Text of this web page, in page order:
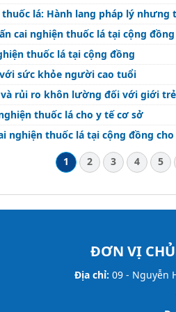
thuốc lá: Hành lang pháp lý
cai nghiện thuốc lá tại cộng đồng
thuốc lá tại cộng đồng
sức khỏe người cao tuổi
rủi ro khôn lường đối với giới trẻ
thuốc lá cho y tế cơ sở
nghiện thuốc lá tại cộng đồng
1
2 3 4 5
ĐƠN VỊ
Địa chỉ: 09 - Nguyễn